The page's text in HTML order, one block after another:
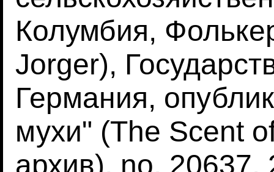
Колумбия,
Jorger),
Германия,
мухи" (The Scent
архив), no. 20637,